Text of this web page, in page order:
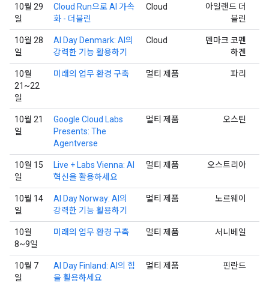
10월 29
일
Cloud Run으로 AI 가속
화 - 더블린
Cloud
아일랜드 더
블린
10월 28
일
AI Day Denmark: AI의
강력한 기능 활용하기
Cloud
덴마크 코펜
하겐
10월
21~22
일
미래의 업무 환경 구축 멀티 제품 파리
10월 21
일
Google Cloud Labs
Presents: The
Agentverse
멀티 제품 오스틴
10월 15
일
Live + Labs Vienna: AI
혁신을 활용하세요
멀티 제품 오스트리아
10월 14
일
AI Day Norway: AI의
강력한 기능 활용하기
멀티 제품 노르웨이
10월
8~9일
미래의 업무 환경 구축 멀티 제품 서니베일
10월 7
일
AI Day Finland: AI의 힘
을 활용하세요
멀티 제품 핀란드